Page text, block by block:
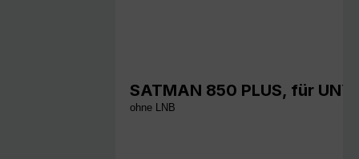
SATMAN 850 PLUS, für
ohne LNB